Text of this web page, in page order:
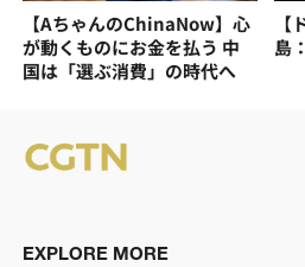
【AちゃんのChinaNow】心
が動くものにお金を払う 中
国は「選ぶ消費」の時代へ
島
EXPLORE MORE